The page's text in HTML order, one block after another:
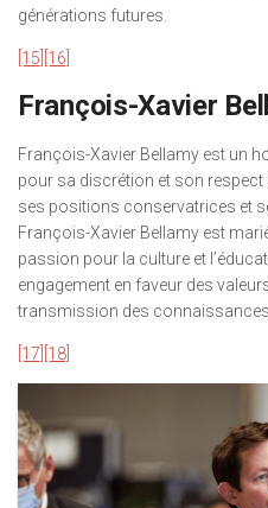
générations futures.
[15] [16]
François-Xavier
François-Xavier Bellamy est un
pour sa discrétion et son respect
ses positions conservatrices et
François-Xavier Bellamy est
passion pour la culture et
engagement en faveur des
transmission des
[17] [18]